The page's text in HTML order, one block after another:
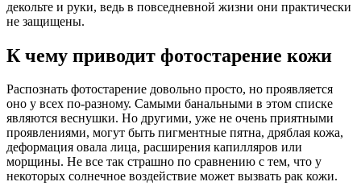
декольте и руки, ведь в повседневной жизни они практически
не защищены.
К чему приводит фотостарение кожи
Распознать фотостарение довольно просто, но проявляется
оно у всех по-разному. Самыми банальными в этом списке
являются веснушки. Но другими, уже не очень приятными
проявлениями, могут быть пигментные пятна, дряблая кожа,
деформация овала лица, расширения капилляров или
морщины. Не все так страшно по сравнению с тем, что у
некоторых солнечное воздействие может вызвать рак кожи.